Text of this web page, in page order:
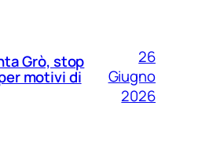
Grò, stop
motivi di
26
Giugno
2026